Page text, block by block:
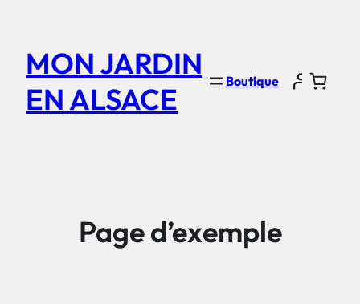
contenu
MON JARDIN
EN ALSACE
Boutique
Page d’exemple